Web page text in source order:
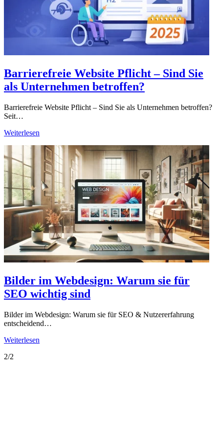
Barrierefreie Website Pflicht – Sind Sie
als Unternehmen betroffen?
Barrierefreie Website Pflicht – Sind Sie als Unternehmen betroffen?
Seit…
Weiterlesen
Bilder im Webdesign: Warum sie für
SEO wichtig sind
Bilder im Webdesign: Warum sie für SEO & Nutzererfahrung
entscheidend…
Weiterlesen
2/2